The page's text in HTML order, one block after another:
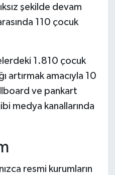
şekilde devam
110 çocuk
1.810 çocuk
artırmak amacıyla 10
ve pankart
medya kanallarında
resmi kurumların